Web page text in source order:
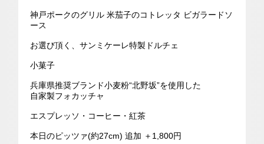
神戸ポークのグリル 米茄子のコトレッタ ビガラードソ
ース
お選び頂く、サンミケーレ特製ドルチェ
小菓子
兵庫県推奨ブランド小麦粉“北野坂”を使用した
自家製フォカッチャ
エスプレッソ・コーヒー・紅茶
本日のピッツァ(約27cm) 追加 ＋1,800円